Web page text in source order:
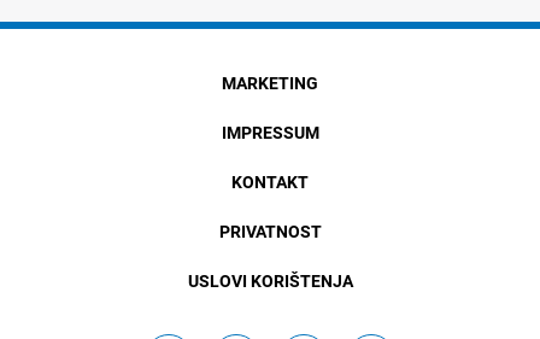
MARKETING
IMPRESSUM
KONTAKT
PRIVATNOST
USLOVI KORIŠTENJA